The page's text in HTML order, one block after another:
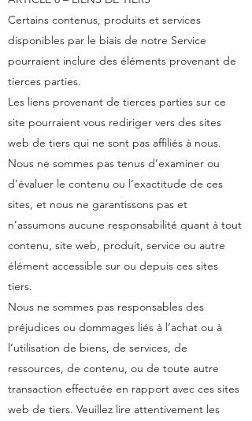
Certains contenus, produits et services
disponibles par le biais de notre Service
pourraient inclure des éléments provenant de
tierces parties.
Les liens provenant de tierces parties sur ce
site pourraient vous rediriger vers des sites
web de tiers qui ne sont pas affiliés à nous.
Nous ne sommes pas tenus d’examiner ou
d’évaluer le contenu ou l’exactitude de ces
sites, et nous ne garantissons pas et
n’assumons aucune responsabilité quant à tout
contenu, site web, produit, service ou autre
élément accessible sur ou depuis ces sites
tiers.
Nous ne sommes pas responsables des
préjudices ou dommages liés à l’achat ou à
l’utilisation de biens, de services, de
ressources, de contenu, ou de toute autre
transaction effectuée en rapport avec ces sites
web de tiers. Veuillez lire attentivement les